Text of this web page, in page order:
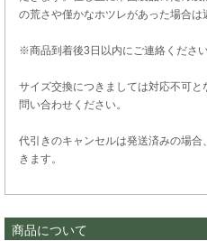
の荒さや僅かなホツレがあった場合は
※商品到着後3日以内にご連絡ください
サイズ交換につきましては対応不可
問い合わせください。
代引きのキャンセルは発送済みの場
きます。
商品について